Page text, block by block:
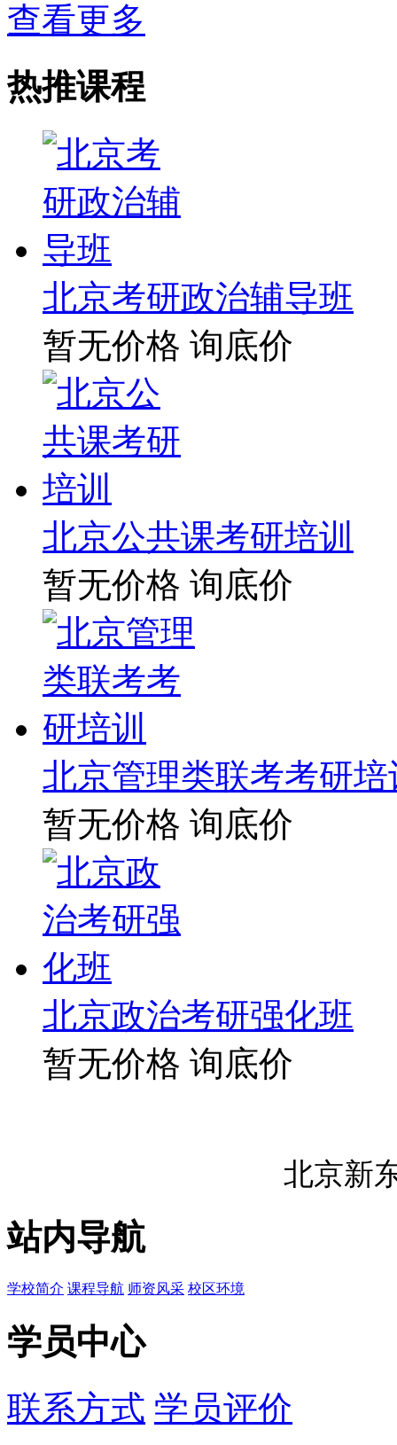
查看更多
热推课程
北京考研政治辅导班
暂无价格 询底价
北京公共课考研培训
暂无价格 询底价
北京管理类联考考研培
暂无价格 询底价
北京政治考研强化班
暂无价格 询底价
北京新
站内导航
学校简介 课程导航 师资风采 校区环境
学员中心
联系方式 学员评价